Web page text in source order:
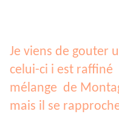
Je viens de gouter
celui-ci i est raffiné
mélange de
mais il se